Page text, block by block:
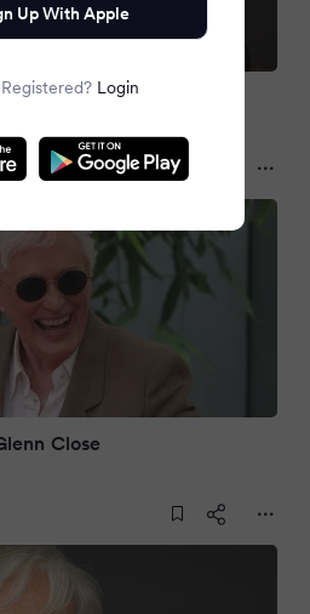
Glenn Close
Close
Up With Apple
Login